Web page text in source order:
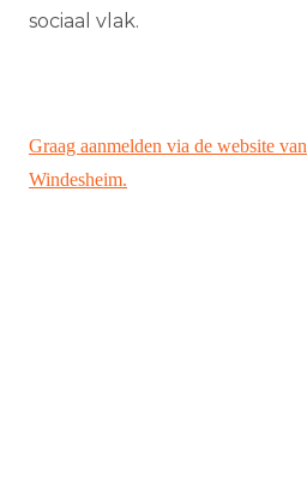
sociaal vlak.
Graag aanmelden via de website van
Windesheim.